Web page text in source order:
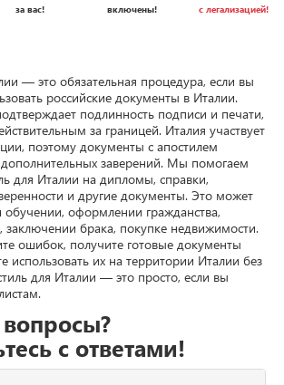
за вас!
включены!
с легализацией!
— это обязательная процедура, если вы
российские документы в Италии.
подлинность подписи и печати,
за границей. Италия участвует
поэтому документы с апостилем
заверений. Мы помогаем
для Италии на дипломы, справки,
и другие документы. Это может
обучении, оформлении гражданства,
заключении брака, покупке недвижимости.
ошибок, получите готовые документы
использовать их на территории Италии без
для Италии — это просто, если вы
с ответами!